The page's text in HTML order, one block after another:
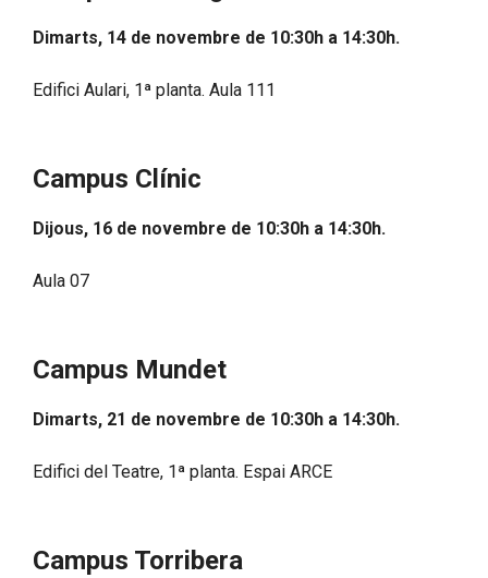
Dimarts, 14 de novembre de 10:30h a 14:30h.
Edifici Aulari, 1ª planta. Aula 111
Campus Clínic
Dijous, 16 de novembre de 10:30h a 14:30h.
Aula 07
Campus Mundet
Dimarts, 21 de novembre de 10:30h a 14:30h.
Edifici del Teatre, 1ª planta. Espai ARCE
Campus Torribera